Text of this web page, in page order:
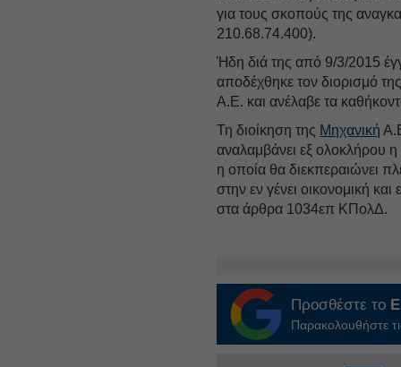
για τους σκοπούς της
210.68.74.400).
Ήδη διά της από 9/3/2015
αποδέχθηκε τον διορισμό
Α.Ε. και ανέλαβε τα
Τη διοίκηση της Μηχανική
αναλαμβάνει εξ ολοκλήρου
η οποία θα διεκπεραιώνει
στην εν γένει οικονομική
στα άρθρα 1034επ ΚΠολΔ.
Προσθέστε το
Παρακολουθήστε